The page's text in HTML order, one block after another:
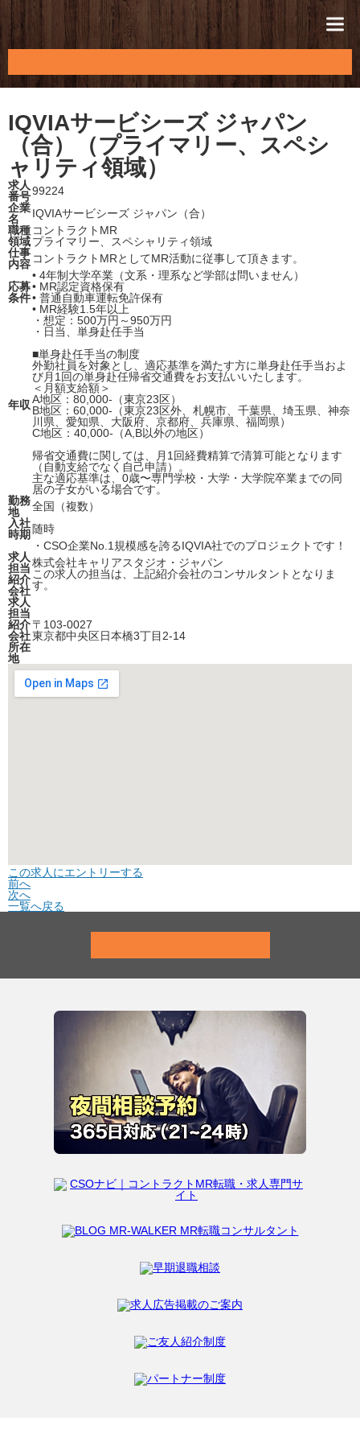
IQVIAサービシーズ ジャパン
（合）（プライマリー、スペシ
ャリティ領域）
求人
番号99224
企業
名
IQVIAサービシーズ ジャパン（合）
職種 コントラクトMR
領域プライマリー、スペシャリティ領域
仕事
内容 コントラクトMRとしてMR活動に従事して頂きます。
応募
条件
• 4年制大学卒業（文系・理系など学部は問いません）
• MR認定資格保有
• 普通自動車運転免許保有
• MR経験1.5年以上
年収
・想定：500万円～950万円
・日当、単身赴任手当
■単身赴任手当の制度
外勤社員を対象とし、適応基準を満たす方に単身赴任手当およ
び月1回の単身赴任帰省交通費をお支払いいたします。
＜月額支給額＞
A地区：80,000-（東京23区）
B地区：60,000-（東京23区外、札幌市、千葉県、埼玉県、神奈
川県、愛知県、大阪府、京都府、兵庫県、福岡県）
C地区：40,000-（A,B以外の地区）
帰省交通費に関しては、月1回経費精算で清算可能となります
（自動支給でなく自己申請）。
主な適応基準は、0歳〜専門学校・大学・大学院卒業までの同
居の子女がいる場合です。
勤務
地
全国（複数）
入社
時期 随時
・CSO企業No.1規模感を誇るIQVIA社でのプロジェクトです！
求人
担当
紹介
会社
株式会社キャリアスタジオ・ジャパン
この求人の担当は、上記紹介会社のコンサルタントとなりま
す。
求人
担当
紹介
会社
所在
地
〒103-0027
東京都中央区日本橋3丁目2-14
この求人にエントリーする
前へ
次へ
一覧へ戻る